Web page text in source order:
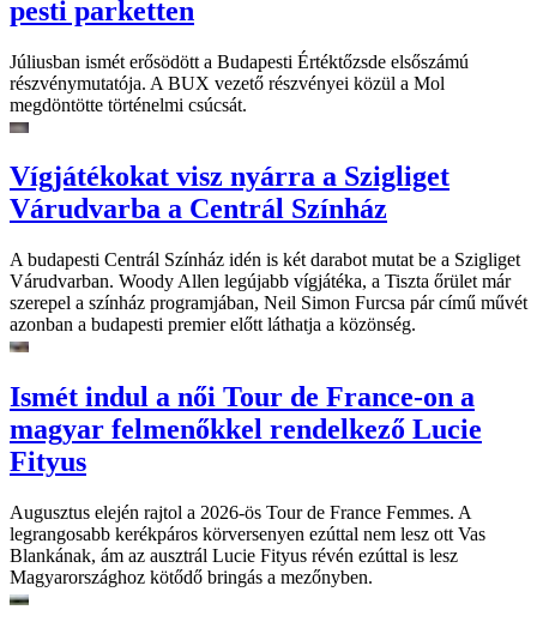
pesti parketten
Júliusban ismét erősödött a Budapesti Értéktőzsde elsőszámú
részvénymutatója. A BUX vezető részvényei közül a Mol
megdöntötte történelmi csúcsát.
Vígjátékokat visz nyárra a Szigliget
Várudvarba a Centrál Színház
A budapesti Centrál Színház idén is két darabot mutat be a Szigliget
Várudvarban. Woody Allen legújabb vígjátéka, a Tiszta őrület már
szerepel a színház programjában, Neil Simon Furcsa pár című művét
azonban a budapesti premier előtt láthatja a közönség.
Ismét indul a női Tour de France-on a
magyar felmenőkkel rendelkező Lucie
Fityus
Augusztus elején rajtol a 2026-ös Tour de France Femmes. A
legrangosabb kerékpáros körversenyen ezúttal nem lesz ott Vas
Blankának, ám az ausztrál Lucie Fityus révén ezúttal is lesz
Magyarországhoz kötődő bringás a mezőnyben.